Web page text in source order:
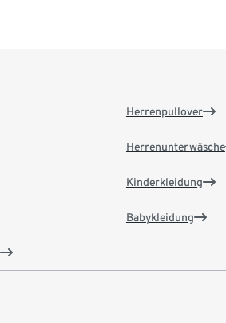
Herrenpullover
Herrenunterwäsche
Kinderkleidung
Babykleidung